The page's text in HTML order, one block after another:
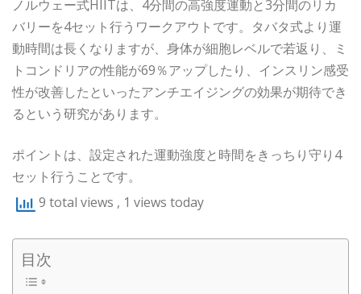
ノルウェー式HIITは、4分間の高強度運動と3分間のリカ
バリーを4セット行うワークアウトです。タバタ式より運
動時間は長くなりますが、身体が細胞レベルで若返り、ミ
トコンドリアの性能が69％アップしたり、インスリン感受
性が改善したといったアンチエイジングの効果が期待でき
るという研究があります。
ポイントは、設定された運動強度と時間をきっちり守り4
セット行うことです。
9 total views , 1 views today
目次